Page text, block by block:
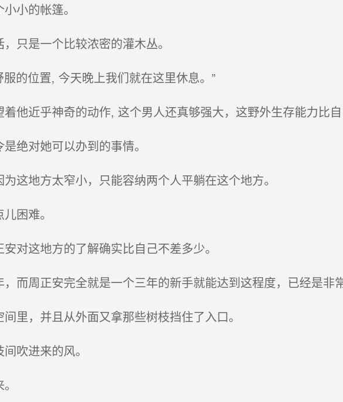
小的帐篷。
只是一个比较浓密的灌木丛。
的位置, 今天晚上我们就在这里休息。”
他近乎神奇的动作, 这个男人还真够强大，这野外生存能力比
绝对她可以办到的事情。
这地方太窄小，只能容纳两个人平躺在这个地方。
困难。
对这地方的了解确实比自己不差多少。
而周正安完全就是一个三年的新手就能达到这程度，已经是非
里，并且从外面又拿那些树枝挡住了入口。
吹进来的风。